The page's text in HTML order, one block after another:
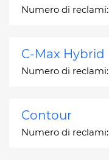
Numero di reclami:
C-Max Hybrid
Numero di reclami:
Contour
Numero di reclami: